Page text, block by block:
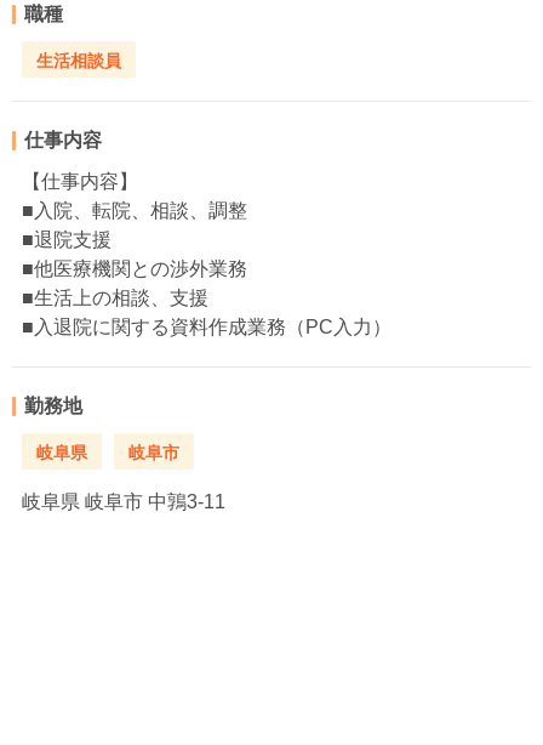
職種
生活相談員
仕事内容
【仕事内容】
■入院、転院、相談、調整
■退院支援
■他医療機関との渉外業務
■生活上の相談、支援
■入退院に関する資料作成業務（PC入力）
勤務地
岐阜県 岐阜市
岐阜県 岐阜市 中鶉3-11